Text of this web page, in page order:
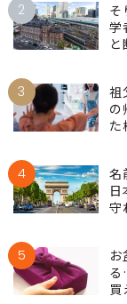
2
そ
学
と
3
祖
の
た
4
名
守
5
る